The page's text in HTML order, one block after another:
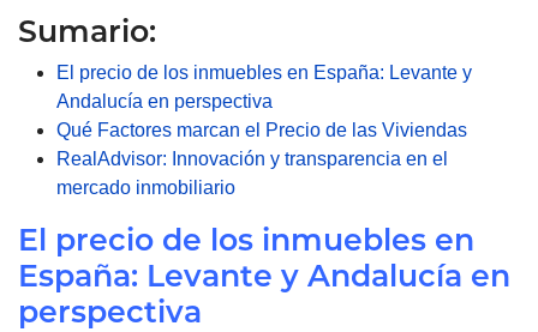
Sumario:
El precio de los inmuebles en España: Levante y
Andalucía en perspectiva
Qué Factores marcan el Precio de las Viviendas
RealAdvisor: Innovación y transparencia en el
mercado inmobiliario
El precio de los inmuebles en
España: Levante y Andalucía en
perspectiva